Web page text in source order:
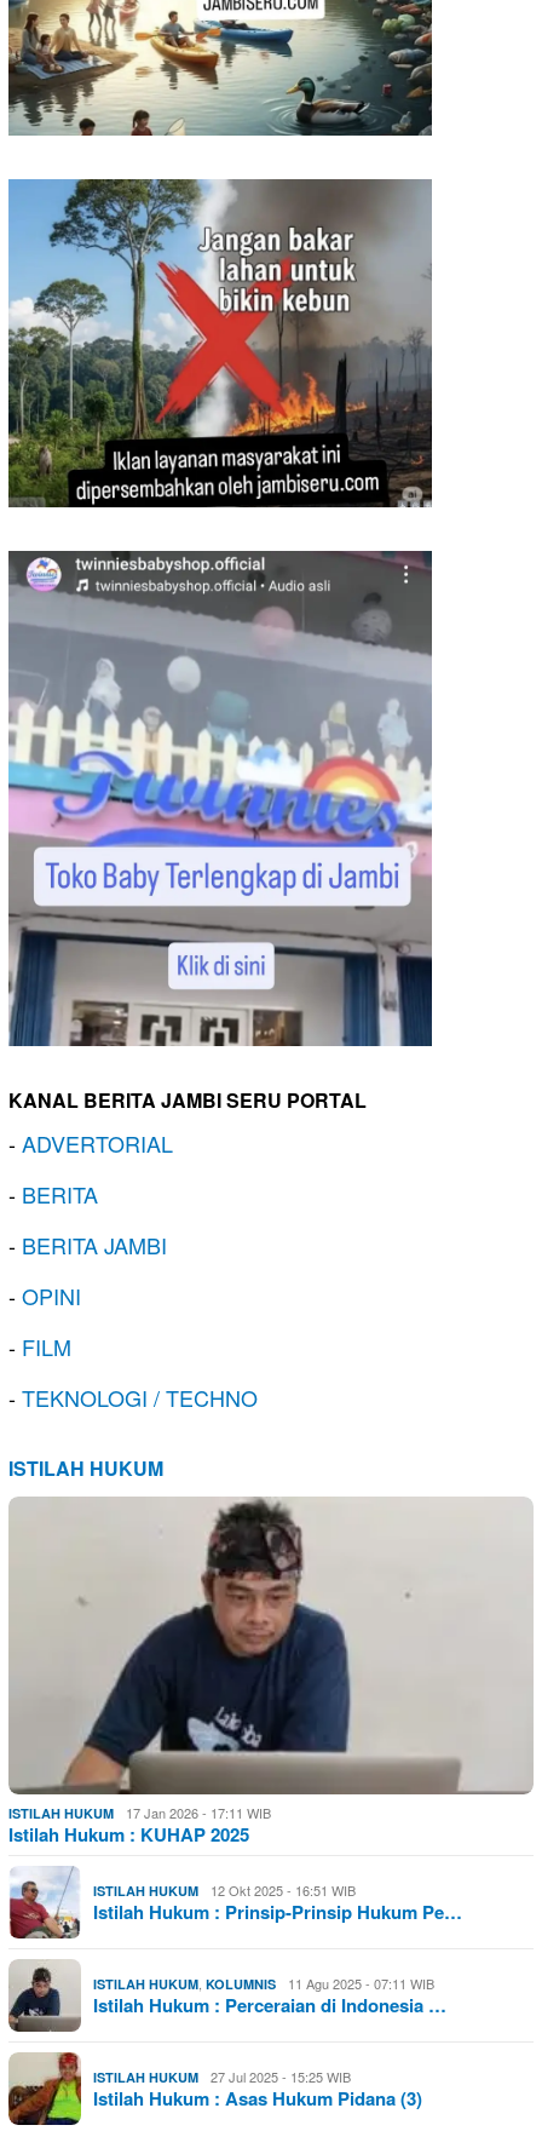
KANAL BERITA JAMBI SERU PORTAL
-ADVERTORIAL
- BERITA
- BERITA JAMBI
-OPINI
- FILM
-TEKNOLOGI / TECHNO
ISTILAH HUKUM
ISTILAH HUKUM 17 Jan 2026 - 17:11 WIB
Istilah Hukum : KUHAP 2025
ISTILAH HUKUM 12 Okt 2025 - 16:51 WIB
Istilah Hukum : Prinsip-Prinsip Hukum Pe…
ISTILAH HUKUM KOLUMNIS 11 Agu 2025 - 07:11 WIB
Istilah Hukum : Perceraian di Indonesia …
ISTILAH HUKUM 27 Jul 2025 - 15:25 WIB
Istilah Hukum : Asas Hukum Pidana (3)